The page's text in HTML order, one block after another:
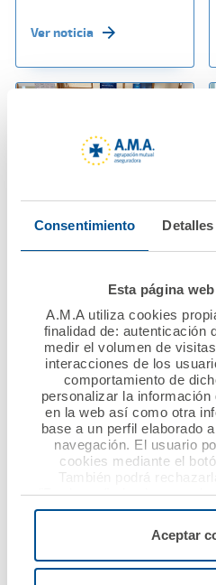
Consentimiento Detalles
Esta página
A.M.A utiliza cookies
finalidad de: autenticación
medir el volumen de
interacciones de los
comportamiento de
personalizar la
en la web así como otra
base a un perfil elaborado
navegación. El usuario
cookies mediante el
También podrá
"Rechazar", donde se
menos las necesarias
configurarlas usando el
Aceptar
Ver noticia
06 octubre 2023
Visita de la Fundación
Ver noticia